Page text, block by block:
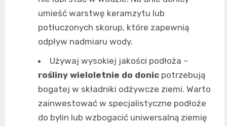
umieść warstwę keramzytu lub
potłuczonych skorup, które zapewnią
odpływ nadmiaru wody.
Używaj wysokiej jakości podłoża –
rośliny wieloletnie do donic potrzebują
bogatej w składniki odżywcze ziemi. Warto
zainwestować w specjalistyczne podłoże
do bylin lub wzbogacić uniwersalną ziemię